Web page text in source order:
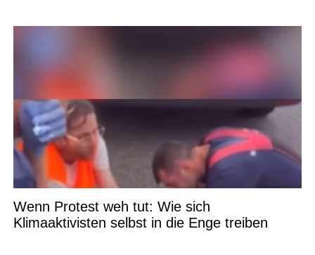
Wenn Protest weh tut: Wie sich
Klimaaktivisten selbst in die Enge treiben